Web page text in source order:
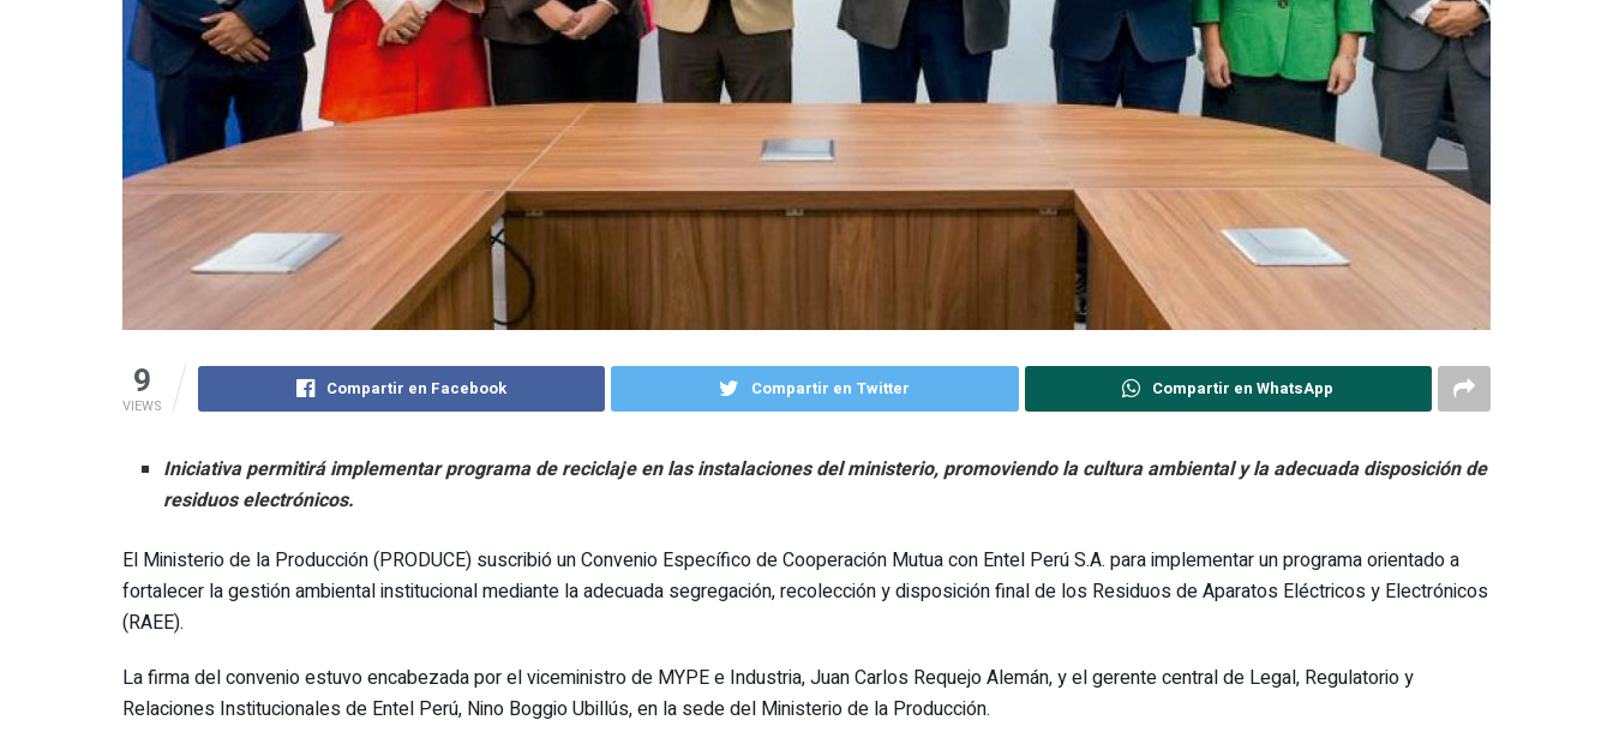
9
VIEWS
Compartir en Facebook Compartir en Twitter Compartir en WhatsApp
Iniciativa permitirá implementar programa de reciclaje en las instalaciones del ministerio, promoviendo la cultura ambiental y la adecuada disposición de
residuos electrónicos.
El Ministerio de la Producción (PRODUCE) suscribió un Convenio Específico de Cooperación Mutua con Entel Perú S.A. para implementar un programa orientado a
fortalecer la gestión ambiental institucional mediante la adecuada segregación, recolección y disposición final de los Residuos de Aparatos Eléctricos y Electrónicos
(RAEE).
La firma del convenio estuvo encabezada por el viceministro de MYPE e Industria, Juan Carlos Requejo Alemán, y el gerente central de Legal, Regulatorio y
Relaciones Institucionales de Entel Perú, Nino Boggio Ubillús, en la sede del Ministerio de la Producción.